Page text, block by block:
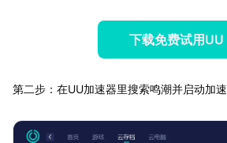
下载免费试用UU
第二步：在UU加速器里搜索鸣潮并启动加速